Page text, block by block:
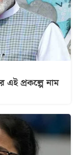
এই প্রকল্পে নাম